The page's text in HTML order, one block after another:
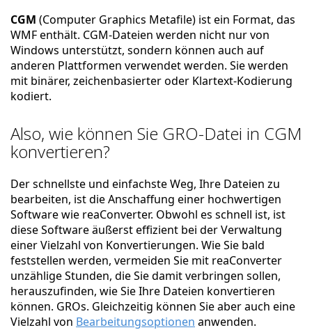
CGM (Computer Graphics Metafile) ist ein Format, das
WMF enthält. CGM-Dateien werden nicht nur von
Windows unterstützt, sondern können auch auf
anderen Plattformen verwendet werden. Sie werden
mit binärer, zeichenbasierter oder Klartext-Kodierung
kodiert.
Also, wie können Sie GRO-Datei in CGM
konvertieren?
Der schnellste und einfachste Weg, Ihre Dateien zu
bearbeiten, ist die Anschaffung einer hochwertigen
Software wie reaConverter. Obwohl es schnell ist, ist
diese Software äußerst effizient bei der Verwaltung
einer Vielzahl von Konvertierungen. Wie Sie bald
feststellen werden, vermeiden Sie mit reaConverter
unzählige Stunden, die Sie damit verbringen sollen,
herauszufinden, wie Sie Ihre Dateien konvertieren
können. GROs. Gleichzeitig können Sie aber auch eine
Vielzahl von Bearbeitungsoptionen anwenden.